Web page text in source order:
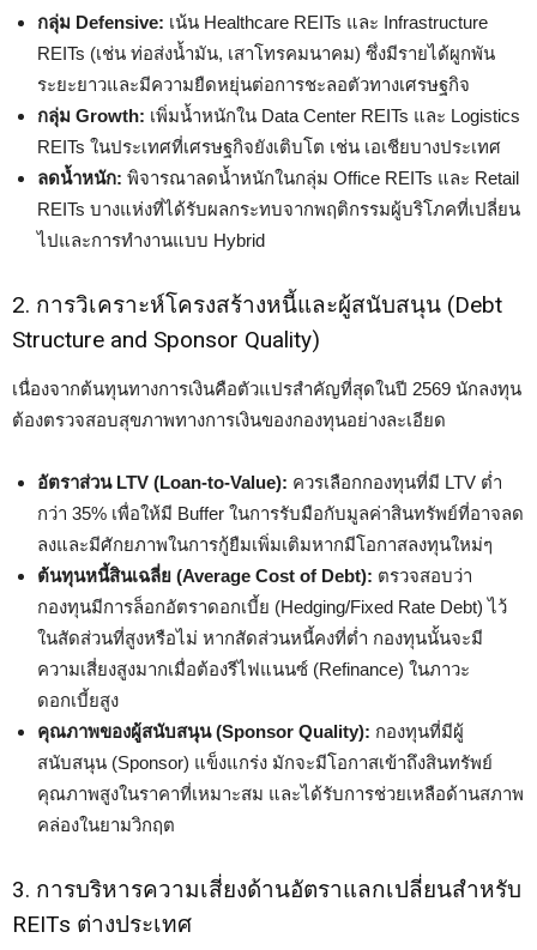
กลุ่ม Defensive: เน้น Healthcare REITs และ Infrastructure
REITs (เช่น ท่อส่งน้ำมัน, เสาโทรคมนาคม) ซึ่งมีรายได้ผูกพัน
ระยะยาวและมีความยืดหยุ่นต่อการชะลอตัวทางเศรษฐกิจ
กลุ่ม Growth: เพิ่มน้ำหนักใน Data Center REITs และ Logistics
REITs ในประเทศที่เศรษฐกิจยังเติบโต เช่น เอเชียบางประเทศ
ลดน้ำหนัก: พิจารณาลดน้ำหนักในกลุ่ม Office REITs และ Retail
REITs บางแห่งที่ได้รับผลกระทบจากพฤติกรรมผู้บริโภคที่เปลี่ยน
ไปและการทำงานแบบ Hybrid
2. การวิเคราะห์โครงสร้างหนี้และผู้สนับสนุน (Debt
Structure and Sponsor Quality)
เนื่องจากต้นทุนทางการเงินคือตัวแปรสำคัญที่สุดในปี 2569 นักลงทุน
ต้องตรวจสอบสุขภาพทางการเงินของกองทุนอย่างละเอียด
อัตราส่วน LTV (Loan-to-Value): ควรเลือกกองทุนที่มี LTV ต่ำ
กว่า 35% เพื่อให้มี Buffer ในการรับมือกับมูลค่าสินทรัพย์ที่อาจลด
ลงและมีศักยภาพในการกู้ยืมเพิ่มเติมหากมีโอกาสลงทุนใหม่ๆ
ต้นทุนหนี้สินเฉลี่ย (Average Cost of Debt): ตรวจสอบว่า
กองทุนมีการล็อกอัตราดอกเบี้ย (Hedging/Fixed Rate Debt) ไว้
ในสัดส่วนที่สูงหรือไม่ หากสัดส่วนหนี้คงที่ต่ำ กองทุนนั้นจะมี
ความเสี่ยงสูงมากเมื่อต้องรีไฟแนนซ์ (Refinance) ในภาวะ
ดอกเบี้ยสูง
คุณภาพของผู้สนับสนุน (Sponsor Quality): กองทุนที่มีผู้
สนับสนุน (Sponsor) แข็งแกร่ง มักจะมีโอกาสเข้าถึงสินทรัพย์
คุณภาพสูงในราคาที่เหมาะสม และได้รับการช่วยเหลือด้านสภาพ
คล่องในยามวิกฤต
3. การบริหารความเสี่ยงด้านอัตราแลกเปลี่ยนสำหรับ
REITs ต่างประเทศ